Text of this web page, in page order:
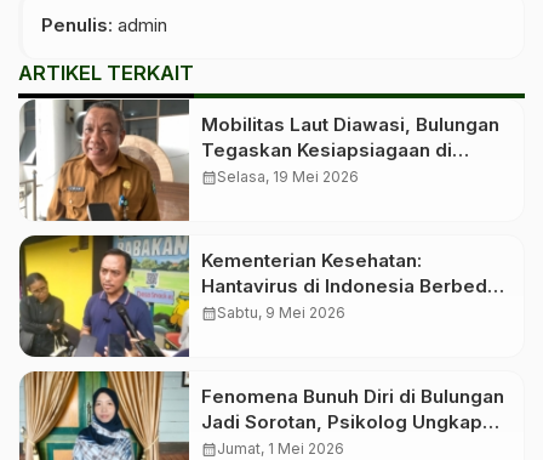
Penulis: admin
ARTIKEL TERKAIT
Mobilitas Laut Diawasi, Bulungan
Tegaskan Kesiapsiagaan di
Tengah Isu Hantavirus
calendar_monthSelasa, 19 Mei 2026
Kementerian Kesehatan:
Hantavirus di Indonesia Berbeda
dengan yang Ada di MV Hondius
calendar_monthSabtu, 9 Mei 2026
Fenomena Bunuh Diri di Bulungan
Jadi Sorotan, Psikolog Ungkap
Faktor Ekonomi hingga Isolasi
calendar_monthJumat, 1 Mei 2026